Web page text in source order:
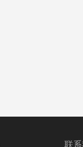
联